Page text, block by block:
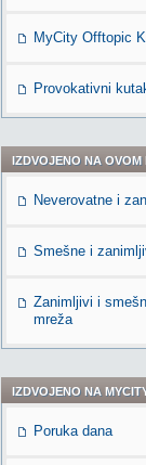
MyCity Offtopic
Provokativni
IZDVOJENO NA OVOM
Neverovatne i
Smešne i
Zanimljivi i
mreža
IZDVOJENO NA
Poruka dana